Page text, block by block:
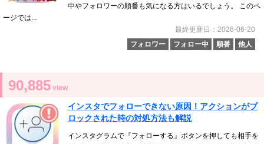
中やフォロワーの順番も気になる方はいるでしょう。 このペ
ージでは...
最終更新日：2026-06-20
フォロワー
フォロー中 順番 他人
90,885 view
インスタでフォローできない原因！アクションがブ
ロックされた時の対処方法も解説
インスタグラムで『フォローする』ボタンを押しても相手を